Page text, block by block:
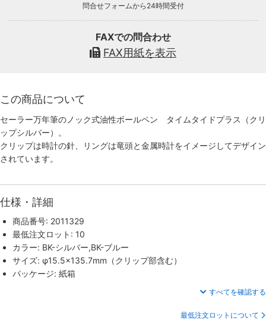
問合せフォームから24時間受付
FAXでの問合わせ
FAX用紙を表示
この商品について
セーラー万年筆のノック式油性ボールペン タイムタイドプラス（クリ
ップシルバー）。
クリップは時計の針、リングは竜頭と金属時計をイメージしてデザイン
されています。
仕様・詳細
商品番号: 2011329
最低注文ロット: 10
カラー: BK-シルバー,BK-ブルー
サイズ: φ15.5×135.7mm（クリップ部含む）
パッケージ: 紙箱
すべてを確認する
最低注文ロットについて